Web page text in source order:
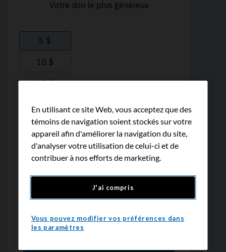
En utilisant ce site Web, vous acceptez que des
témoins de navigation soient stockés sur votre
appareil afin d'améliorer la navigation du site,
d'analyser votre utilisation de celui-ci et de
contribuer à nos efforts de marketing.
J'ai compris
Vous pouvez modifier vos préférences dans
les paramètres